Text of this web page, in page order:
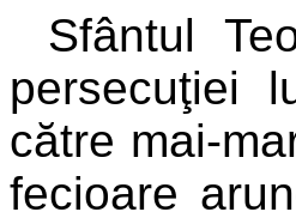
Sfântul
persecuţiei
către mai-
fecioare